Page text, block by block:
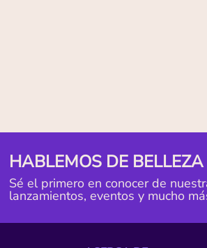
HABLEMOS DE BELLEZA
Sé el primero en conocer de
lanzamientos, eventos y mucho